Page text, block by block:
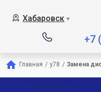
Хабаровск ▼
+7
Главная / y78 / Замена